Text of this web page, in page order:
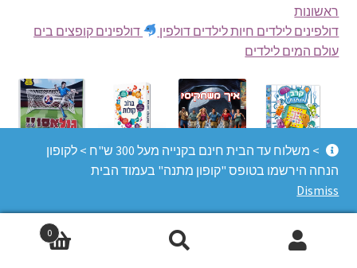
ראשונות
דולפינים לילדים חיות לילדים דולפין
דולפינים קופצים בים
עולם המים לילדים
קרב מוחות
130.00
Add to
cart
אינקה גולד
ברוב קולות –
Add to
cart
0
> משלוח עד הבית חינם בקנייה מעל 300 ש"ח > לקופון
הנחה הירשמו בטופס "קופון מתנה" בעמוד הבית
Dismiss